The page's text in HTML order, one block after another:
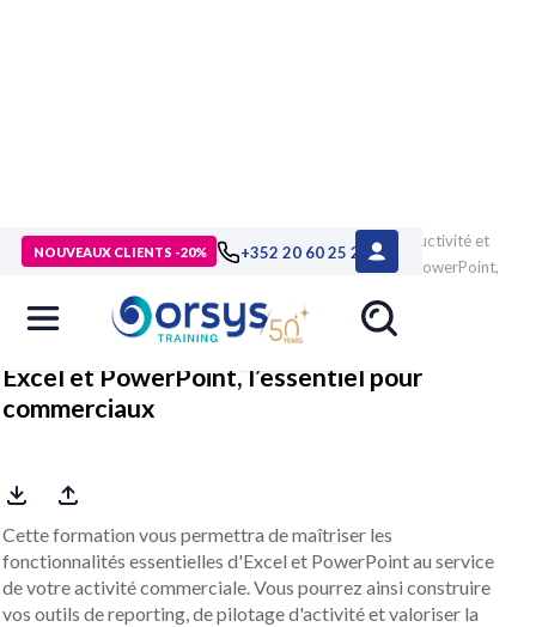
NOUVEAUX CLIENTS -20% +352 20 60 25 26
> Formations>Technologies numériques
Outils de productivité et
bureautique>Excel, Access et VBA
Formation Excel et PowerPoint,
l’essentiel pour commerciaux
Excel et PowerPoint, l’essentiel pour
commerciaux
Cette formation vous permettra de maîtriser les
fonctionnalités essentielles d'Excel et PowerPoint au service
de votre activité commerciale. Vous pourrez ainsi construire
vos outils de reporting, de pilotage d'activité et valoriser la